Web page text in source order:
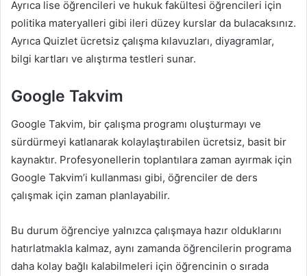
Ayrıca lise öğrencileri ve hukuk fakültesi öğrencileri için
politika materyalleri gibi ileri düzey kurslar da bulacaksınız.
Ayrıca Quizlet ücretsiz çalışma kılavuzları, diyagramlar,
bilgi kartları ve alıştırma testleri sunar.
Google Takvim
Google Takvim, bir çalışma programı oluşturmayı ve
sürdürmeyi katlanarak kolaylaştırabilen ücretsiz, basit bir
kaynaktır. Profesyonellerin toplantılara zaman ayırmak için
Google Takvim’i kullanması gibi, öğrenciler de ders
çalışmak için zaman planlayabilir.
Bu durum öğrenciye yalnızca çalışmaya hazır olduklarını
hatırlatmakla kalmaz, aynı zamanda öğrencilerin programa
daha kolay bağlı kalabilmeleri için öğrencinin o sırada